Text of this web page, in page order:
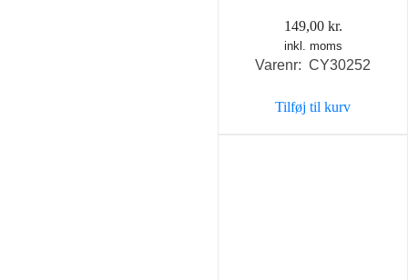
149,00 kr.
inkl. moms
Varenr: CY30252
Tilføj til kurv